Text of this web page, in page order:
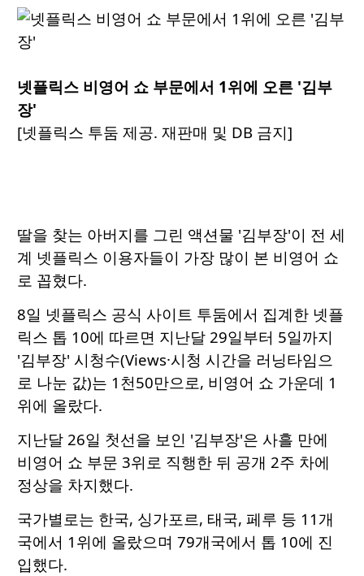
넷플릭스 비영어 쇼 부문에서 1위에 오른 '김부
장'
[넷플릭스 투둠 제공. 재판매 및 DB 금지]
딸을 찾는 아버지를 그린 액션물 '김부장'이 전 세
계 넷플릭스 이용자들이 가장 많이 본 비영어 쇼
로 꼽혔다.
8일 넷플릭스 공식 사이트 투둠에서 집계한 넷플
릭스 톱 10에 따르면 지난달 29일부터 5일까지
'김부장' 시청수(Views·시청 시간을 러닝타임으
로 나눈 값)는 1천50만으로, 비영어 쇼 가운데 1
위에 올랐다.
지난달 26일 첫선을 보인 '김부장'은 사흘 만에
비영어 쇼 부문 3위로 직행한 뒤 공개 2주 차에
정상을 차지했다.
국가별로는 한국, 싱가포르, 태국, 페루 등 11개
국에서 1위에 올랐으며 79개국에서 톱 10에 진
입했다.